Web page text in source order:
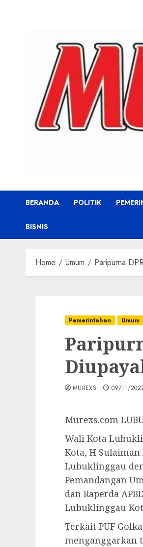
BERANDA POLITIK
BISNIS
Home Umum Paripurna
Pemerintahan Umum
MUREXS 09/11/
Murexs.com
Wali Kota
Kota, H
Lubuklinggau
Pemandangan
dan Raperda
Lubuklinggau
Terkait PUF
menganggarkan